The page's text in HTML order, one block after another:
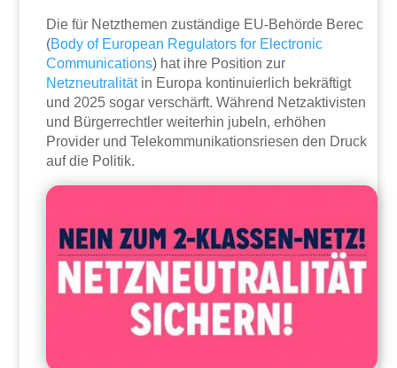
Die für Netzthemen zuständige EU-Behörde Berec
(Body of European Regulators for Electronic
Communications) hat ihre Position zur
Netzneutralitätin Europa kontinuierlich bekräftigt
und 2025 sogar verschärft. Während Netzaktivisten
und Bürgerrechtler weiterhin jubeln, erhöhen
Provider und Telekommunikationsriesen den Druck
auf die Politik.